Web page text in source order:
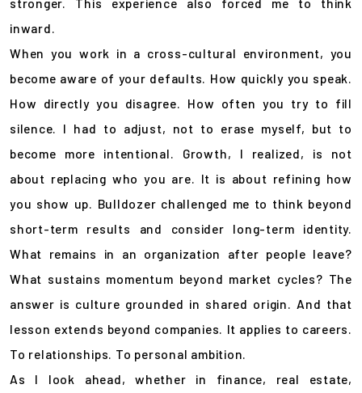
inward.
When you work in a cross-cultural environment, you
become aware of your defaults. How quickly you speak.
How directly you disagree. How often you try to fill
silence. I had to adjust, not to erase myself, but to
become more intentional. Growth, I realized, is not
about replacing who you are. It is about refining how
you show up. Bulldozer challenged me to think beyond
short-term results and consider long-term identity.
What remains in an organization after people leave?
What sustains momentum beyond market cycles? The
answer is culture grounded in shared origin. And that
lesson extends beyond companies. It applies to careers.
To relationships. To personal ambition.
As I look ahead, whether in finance, real estate,